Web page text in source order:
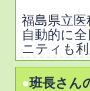
福島県立
自動的に
ニティも
●班長さん